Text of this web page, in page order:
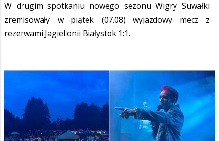
W drugim spotkaniu nowego sezonu Wigry Suwałki
zremisowały w piątek (07.08) wyjazdowy mecz z
rezerwami Jagiellonii Białystok 1:1.